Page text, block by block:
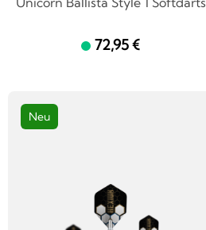
72,95 €
Neu